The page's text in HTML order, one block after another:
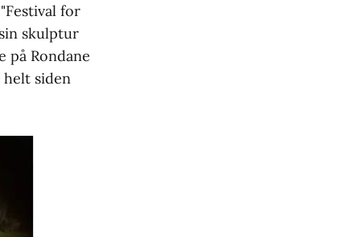
for
sin skulptur
på Rondane
helt siden